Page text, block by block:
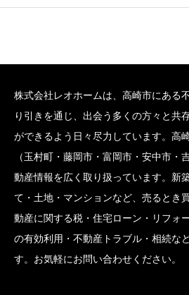
株式会社レオホームは、高崎市にある
り引きを通じ、出会う多くの方々と共
ができるよう日々尽力しています。高
（玉村町・藤岡市・富岡市・安中市・
動産情報を広く取り扱っています。新
て・土地・マンションなど、売るとき
動産に関する税・住宅ローン・リフォ
の有効利用・不動産トラブル・相続な
す。お気軽にお問い合わせください。